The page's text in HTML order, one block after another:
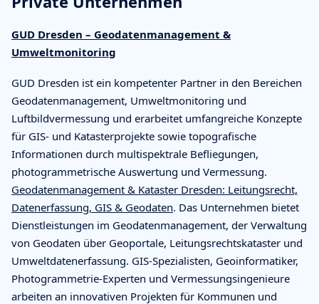
GUD Dresden – Geodatenmanagement &
Umweltmonitoring
GUD Dresden ist ein kompetenter Partner in den Bereichen
Geodatenmanagement, Umweltmonitoring und
Luftbildvermessung und erarbeitet umfangreiche Konzepte
für GIS- und Katasterprojekte sowie topografische
Informationen durch multispektrale Befliegungen,
photogrammetrische Auswertung und Vermessung.
Geodatenmanagement & Kataster Dresden: Leitungsrecht,
Datenerfassung, GIS & Geodaten. Das Unternehmen bietet
Dienstleistungen im Geodatenmanagement, der Verwaltung
von Geodaten über Geoportale, Leitungsrechtskataster und
Umweltdatenerfassung. GIS-Spezialisten, Geoinformatiker,
Photogrammetrie-Experten und Vermessungsingenieure
arbeiten an innovativen Projekten für Kommunen und